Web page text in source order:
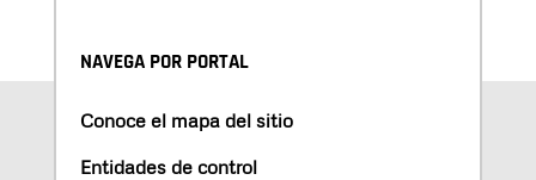
NAVEGA POR PORTAL
Conoce el mapa del sitio
Entidades de control